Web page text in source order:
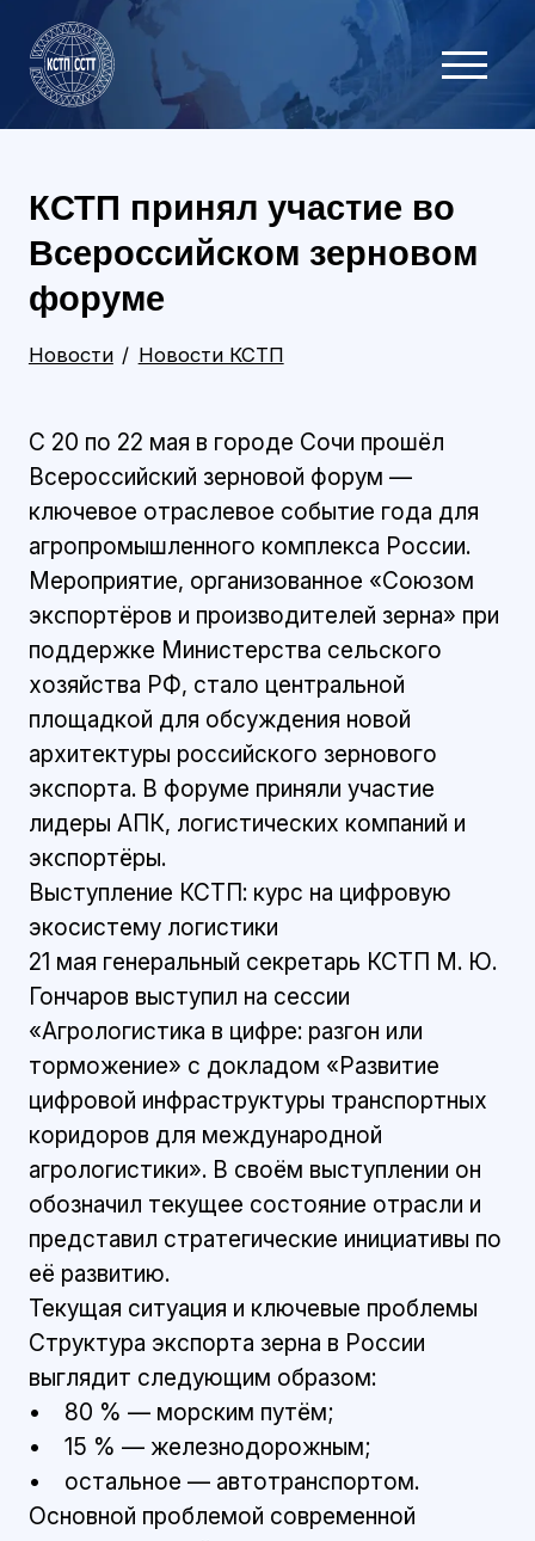
КСТП принял участие во
Всероссийском зерновом
форуме
Новости Новости КСТП
С 20 по 22 мая в городе Сочи прошёл
Всероссийский зерновой форум —
ключевое отраслевое событие года для
агропромышленного комплекса России.
Мероприятие, организованное «Союзом
экспортёров и производителей зерна» при
поддержке Министерства сельского
хозяйства РФ, стало центральной
площадкой для обсуждения новой
архитектуры российского зернового
экспорта. В форуме приняли участие
лидеры АПК, логистических компаний и
экспортёры.
Выступление КСТП: курс на цифровую
экосистему логистики
21 мая генеральный секретарь КСТП М. Ю.
Гончаров выступил на сессии
«Агрологистика в цифре: разгон или
торможение» с докладом «Развитие
цифровой инфраструктуры транспортных
коридоров для международной
агрологистики». В своём выступлении он
обозначил текущее состояние отрасли и
представил стратегические инициативы по
её развитию.
Текущая ситуация и ключевые проблемы
Структура экспорта зерна в России
выглядит следующим образом:
• 80 % — морским путём;
• 15 % — железнодорожным;
• остальное — автотранспортом.
Основной проблемой современной